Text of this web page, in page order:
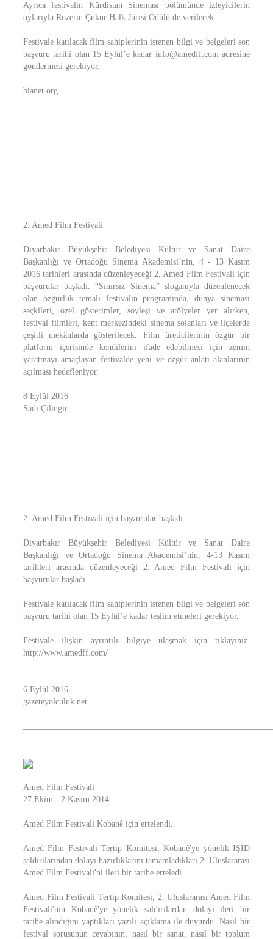
Ayrıca festivalin Kürdistan Sineması bölümünde izleyicilerin
oylarıyla Rozerin Çukur Halk Jürisi Ödülü de verilecek.
Festivale katılacak film sahiplerinin istenen bilgi ve belgeleri son
başvuru tarihi olan 15 Eylül’e kadar info@amedff.com adresine
göndermesi gerekiyor.
bianet.org
2. Amed Film Festivali
Diyarbakır Büyükşehir Belediyesi Kültür ve Sanat Daire
Başkanlığı ve Ortadoğu Sinema Akademisi’nin, 4 - 13 Kasım
2016 tarihleri arasında düzenleyeceği 2. Amed Film Festivali için
başvurular başladı. “Sınırsız Sinema” sloganıyla düzenlenecek
olan özgürlük temalı festivalin programında, dünya sineması
seçkileri, özel gösterimler, söyleşi ve atölyeler yer alırken,
festival filmleri, kent merkezindeki sinema solanları ve ilçelerde
çeşitli mekânlarda gösterilecek. Film üreticilerinin özgür bir
platform içerisinde kendilerini ifade edebilmesi için zemin
yaratmayı amaçlayan festivalde yeni ve özgür anlatı alanlarının
açılması hedefleniyor.
8 Eylül 2016
Sadi Çilingir
2. Amed Film Festivali için başvurular başladı
Diyarbakır Büyükşehir Belediyesi Kültür ve Sanat Daire
Başkanlığı ve Ortadoğu Sinema Akademisi’nin, 4-13 Kasım
tarihleri arasında düzenleyeceği 2. Amed Film Festivali için
başvurular başladı.
Festivale katılacak film sahiplerinin istenen bilgi ve belgeleri son
başvuru tarihi olan 15 Eylül’e kadar teslim etmeleri gerekiyor.
Festivale ilişkin ayrıntılı bilgiye ulaşmak için tıklayınız.
http://www.amedff.com/
6 Eylül 2016
gazeteyolculuk.net
Amed Film Festivali
27 Ekim - 2 Kasım 2014
Amed Film Festivali Kobanê için ertelendi.
Amed Film Festivali Tertip Komitesi, Kobanê'ye yönelik IŞİD
saldırılarından dolayı hazırlıklarını tamamladıkları 2. Uluslararası
Amed Film Festivali'ni ileri bir tarihe erteledi.
Amed Film Festivali Tertip Komitesi, 2. Uluslararası Amed Film
Festivali'nin Kobanê'ye yönelik saldırılardan dolayı ileri bir
tarihe alındığını yaptıkları yazılı açıklama ile duyurdu. Nasıl bir
festival sorusunun cevabının, nasıl bir sanat, nasıl bir toplum